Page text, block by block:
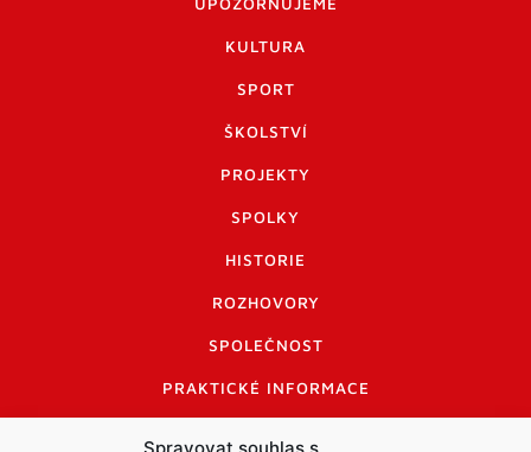
UPOZORŇUJEME
KULTURA
SPORT
ŠKOLSTVÍ
PROJEKTY
SPOLKY
HISTORIE
ROZHOVORY
SPOLEČNOST
PRAKTICKÉ INFORMACE